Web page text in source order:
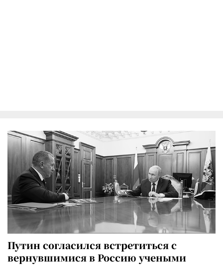
Путин согласился встретиться с
вернувшимися в Россию учеными